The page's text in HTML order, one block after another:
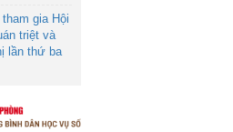
gia Hội
triệt và
lần thứ ba